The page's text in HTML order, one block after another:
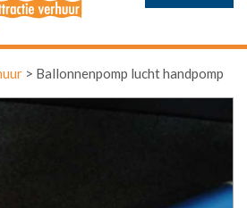
> Ballonnenpomp lucht handpomp